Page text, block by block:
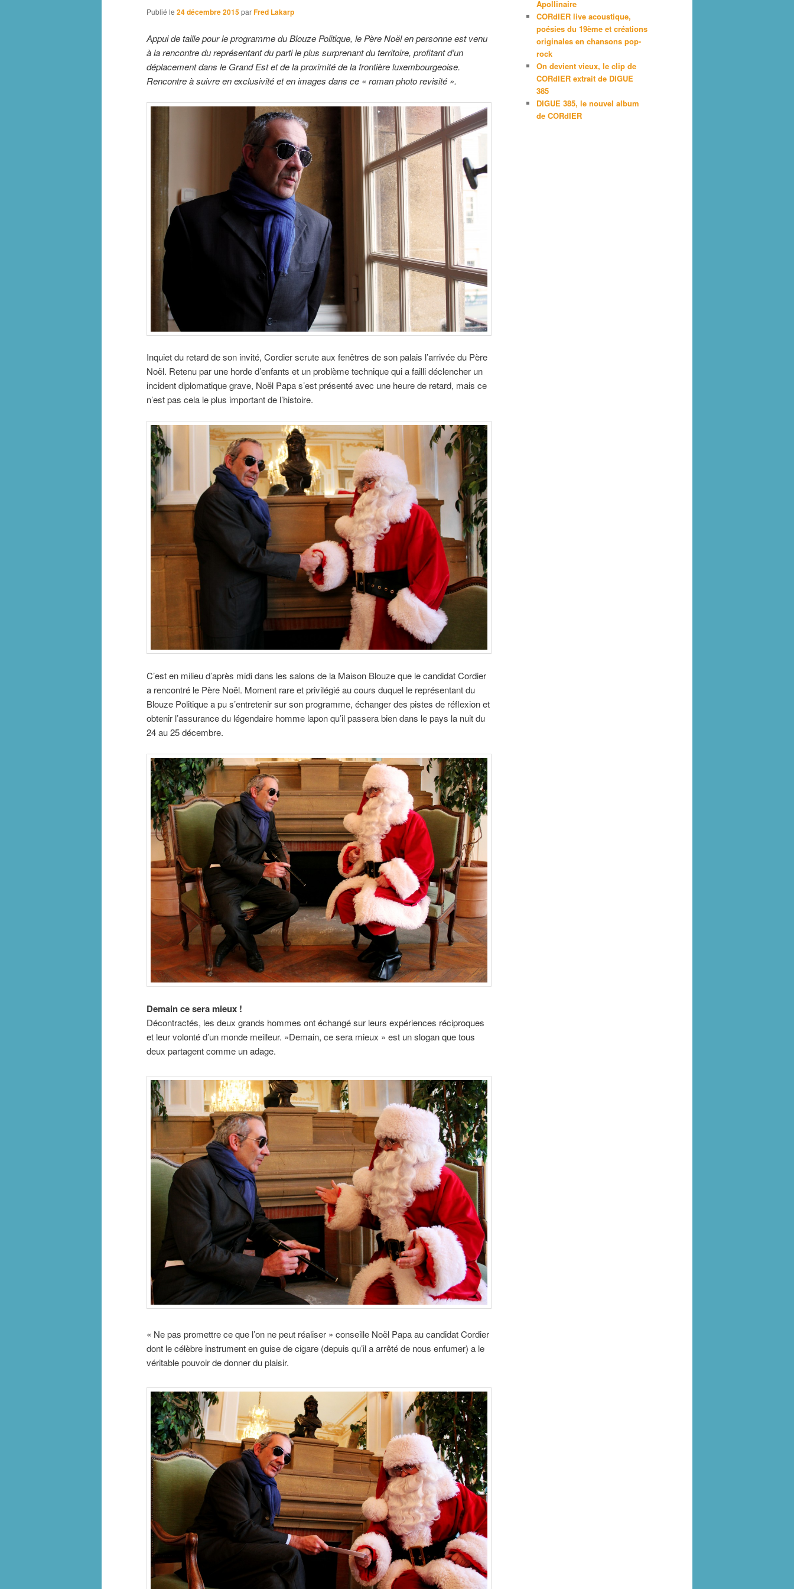
Publié le 24 décembre 2015parFred Lakarp
Appui de taille pour le programme du Blouze Politique, le Père Noël en personne est venu
à la rencontre du représentant du parti le plus surprenant du territoire, profitant d’un
déplacement dans le Grand Est et de la proximité de la frontière luxembourgeoise.
Rencontre à suivre en exclusivité et en images dans ce « roman photo revisité ».
Inquiet du retard de son invité, Cordier scrute aux fenêtres de son palais l’arrivée du Père
Noël. Retenu par une horde d’enfants et un problème technique qui a failli déclencher un
incident diplomatique grave, Noël Papa s’est présenté avec une heure de retard, mais ce
n’est pas cela le plus important de l’histoire.
C’est en milieu d’après midi dans les salons de la Maison Blouze que le candidat Cordier
a rencontré le Père Noël. Moment rare et privilégié au cours duquel le représentant du
Blouze Politique a pu s’entretenir sur son programme, échanger des pistes de réflexion et
obtenir l’assurance du légendaire homme lapon qu’il passera bien dans le pays la nuit du
24 au 25 décembre.
Demain ce sera mieux !
Décontractés, les deux grands hommes ont échangé sur leurs expériences réciproques
et leur volonté d’un monde meilleur. »Demain, ce sera mieux » est un slogan que tous
deux partagent comme un adage.
« Ne pas promettre ce que l’on ne peut réaliser » conseille Noël Papa au candidat Cordier
dont le célèbre instrument en guise de cigare (depuis qu’il a arrêté de nous enfumer) a le
véritable pouvoir de donner du plaisir.
Apollinaire
CORdIER live acoustique,
poésies du 19ème et créations
originales en chansons pop-
rock
On devient vieux, le clip de
CORdIER extrait de DIGUE
385
DIGUE 385, le nouvel album
de CORdIER